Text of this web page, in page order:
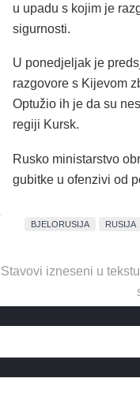
u upadu s kojim je
sigurnosti.
U ponedjeljak je
razgovore s Kijevom
Optužio ih je da su
regiji Kursk.
Rusko ministarstvo
gubitke u ofenzivi od
BJELORUSIJA RUSIJA
Stavovi izneseni u